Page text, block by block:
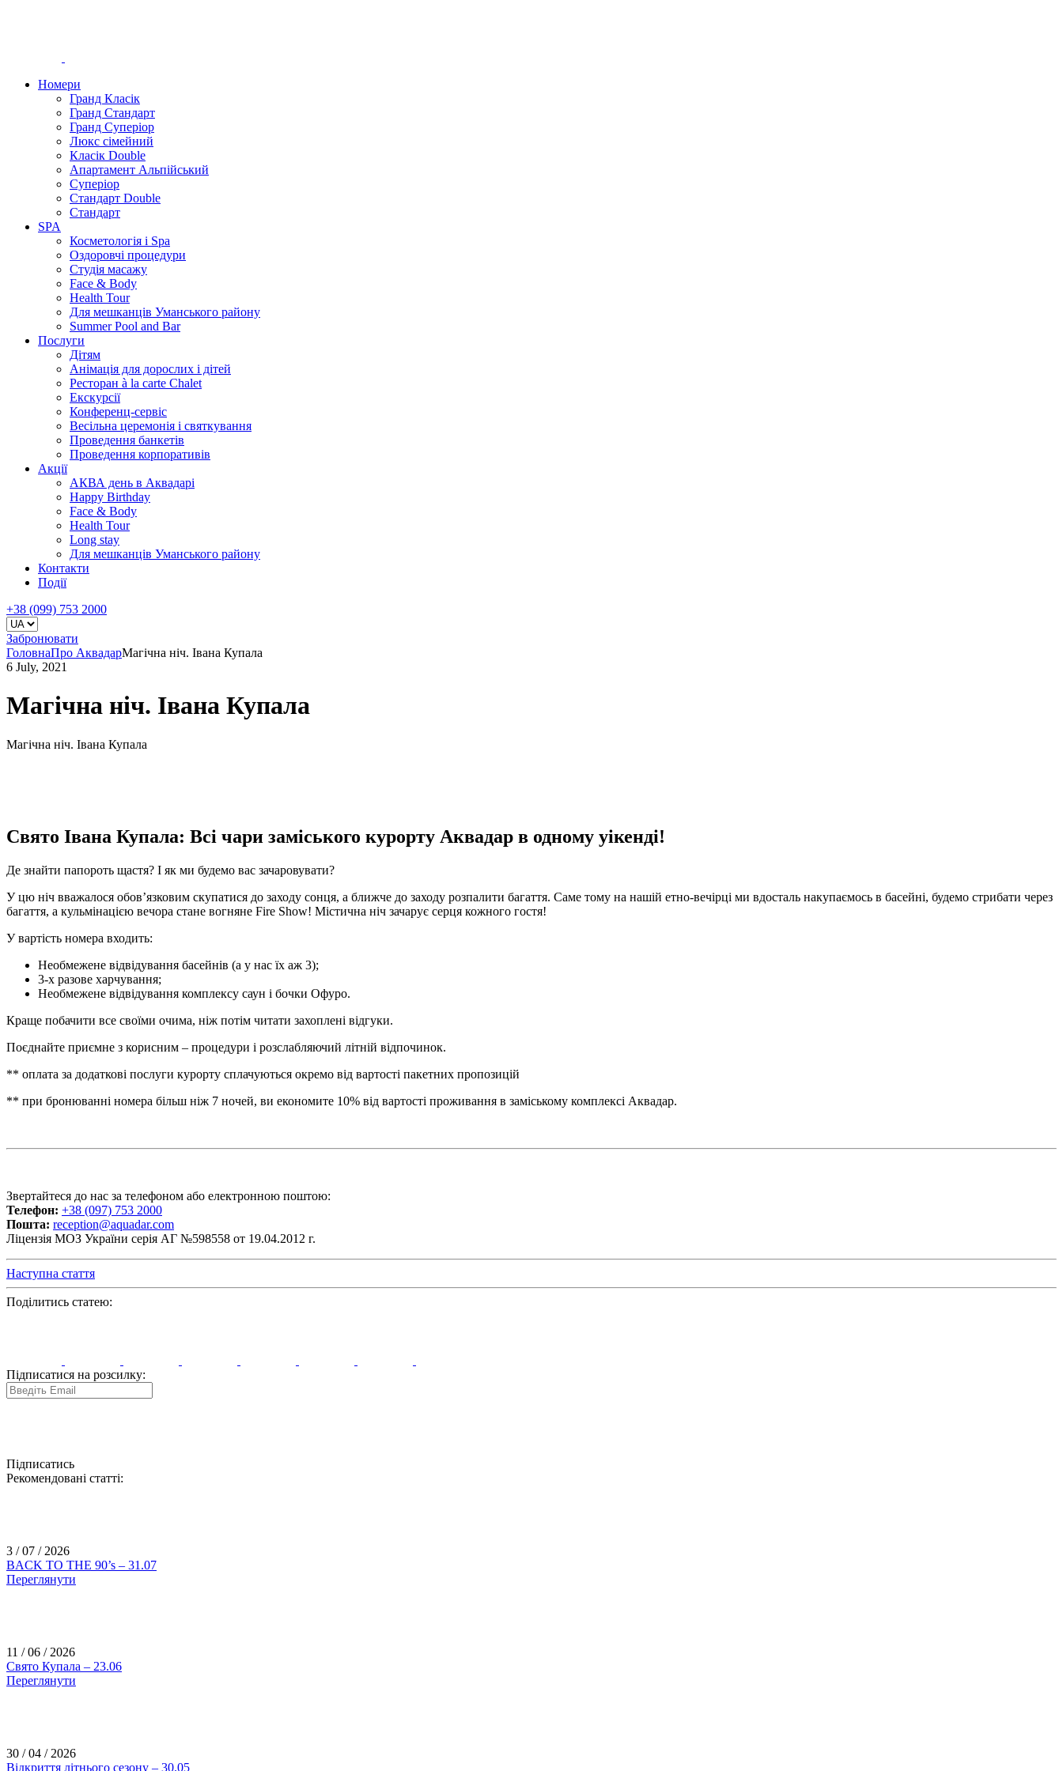
Номери
Гранд Класік
Гранд Стандарт
Гранд Суперіор
Люкс сімейний
Класік Double
Апартамент Альпійський
Суперіор
Стандарт Double
Стандарт
SPA
Косметологія і Spa
Оздоровчі процедури
Студія масажу
Face & Body
Health Tour
Для мешканців Уманського району
Summer Pool and Bar
Послуги
Дітям
Анімація для дорослих і дітей
Ресторан à la carte Chalet
Екскурсії
Конференц-сервіс
Весільна церемонія і святкування
Проведення банкетів
Проведення корпоративів
Акції
АКВА день в Аквадарі
Happy Birthday
Face & Body
Health Tour
Long stay
Для мешканців Уманського району
Контакти
Події
+38 (099) 753 2000
Забронювати
ГоловнаПро АквадарМагічна ніч. Івана Купала
6 July, 2021
Магічна ніч. Івана Купала
Магічна ніч. Івана Купала
Свято Івана Купала: Всі чари заміського курорту Аквадар в одному уікенді!
Де знайти папороть щастя? І як ми будемо вас зачаровувати?
У цю ніч вважалося обов’язковим скупатися до заходу сонця, а ближче до заходу розпалити багаття. Саме тому на нашій етно-вечірці ми вдосталь накупаємось в басейні, будемо стрибати через
багаття, а кульмінацією вечора стане вогняне Fire Show! Містична ніч зачарує серця кожного гостя!
У вартість номера входить:
Необмежене відвідування басейнів (а у нас їх аж 3);
3-х разове харчування;
Необмежене відвідування комплексу саун і бочки Офуро.
Краще побачити все своїми очима, ніж потім читати захоплені відгуки.
Поєднайте приємне з корисним – процедури і розслабляючий літній відпочинок.
** оплата за додаткові послуги курорту сплачуються окремо від вартості пакетних пропозицій
** при бронюванні номера більш ніж 7 ночей, ви економите 10% від вартості проживання в заміському комплексі Аквадар.
Звертайтеся до нас за телефоном або електронною поштою:
Телефон: +38 (097) 753 2000
Пошта: reception@aquadar.com
Ліцензія МОЗ України серія АГ №598558 от 19.04.2012 г.
Наступна стаття
Поділитись статею:
Підписатися на розсилку:
Підписатись
Рекомендовані статті:
3 / 07 / 2026
BACK TO THE 90’s – 31.07
Переглянути
11 / 06 / 2026
Свято Купала – 23.06
Переглянути
30 / 04 / 2026
Відкриття літнього сезону – 30.05